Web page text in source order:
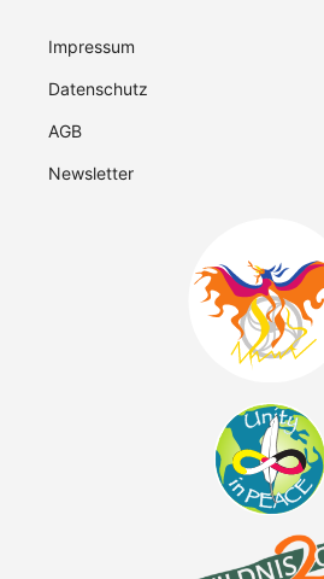
Impressum
Datenschutz
AGB
Newsletter